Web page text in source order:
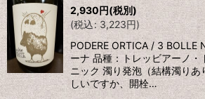
2,930円(税別)
(税込: 3,223円)
PODERE ORTICA / 3 BOLLE
ーナ 品種：トレッビアーノ・
ニック 濁り発泡（結構濁りあ
しいですか、開栓…